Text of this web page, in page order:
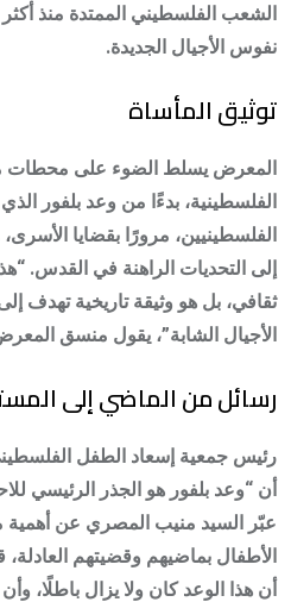
الشعب الفلسطيني الممتدة منذ
نفوس الأجيال الجديدة.
توثيق المأساة
المعرض يسلط الضوء على محطات
الفلسطينية، بدءًا من وعد بلفور
الفلسطينيين، مرورًا بقضايا
إلى التحديات الراهنة في القدس.
ثقافي، بل هو وثيقة تاريخية تهدف
الأجيال الشابة”، يقول منسق
رسائل من الماضي إلى
رئيس جمعية إسعاد الطفل
أن “وعد بلفور هو الجذر الرئيسي
عبّر السيد منيب المصري عن أهمية
الأطفال بماضيهم وقضيتهم العادلة،
أن هذا الوعد كان ولا يزال باطلًا،